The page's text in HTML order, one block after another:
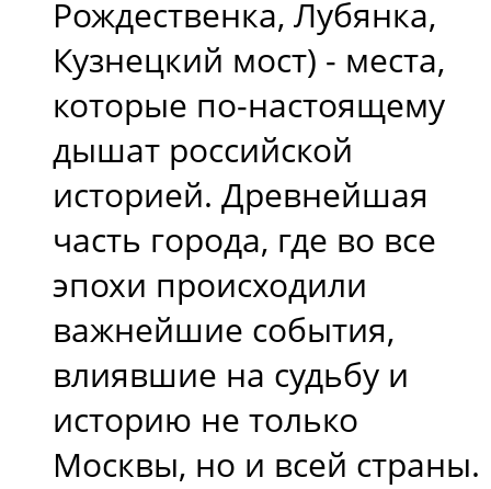
Рождественка, Лубянка,
Кузнецкий мост) - места,
которые по-настоящему
дышат российской
историей. Древнейшая
часть города, где во все
эпохи происходили
важнейшие события,
влиявшие на судьбу и
историю не только
Москвы, но и всей страны.